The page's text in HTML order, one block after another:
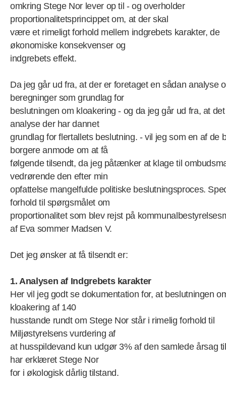
omkring Stege Nor lever op til - og overholder
proportionalitetsprincippet om, at der skal
være et rimeligt forhold mellem indgrebets karakter, de
økonomiske konsekvenser og
indgrebets effekt.
Da jeg går ud fra, at der er foretaget en sådan analyse
beregninger som grundlag for
beslutningen om kloakering - og da jeg går ud fra, at
analyse der har dannet
grundlag for flertallets beslutning. - vil jeg som en af de
borgere anmode om at få
følgende tilsendt, da jeg påtænker at klage til
vedrørende den efter min
opfattelse mangelfulde politiske beslutningsproces.
forhold til spørgsmålet om
proportionalitet som blev rejst på
af Eva sommer Madsen V.
Det jeg ønsker at få tilsendt er:
1. Analysen af Indgrebets karakter
Her vil jeg godt se dokumentation for, at beslutningen
kloakering af 140
husstande rundt om Stege Nor står i rimelig forhold til
Miljøstyrelsens vurdering af
at husspildevand kun udgør 3% af den samlede årsag
har erklæret Stege Nor
for i økologisk dårlig tilstand.